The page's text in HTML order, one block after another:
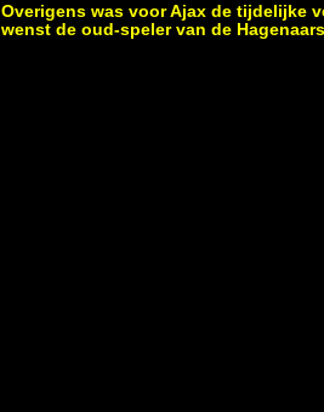
Overigens was voor Ajax de tijdelijke
wenst de oud-speler van de